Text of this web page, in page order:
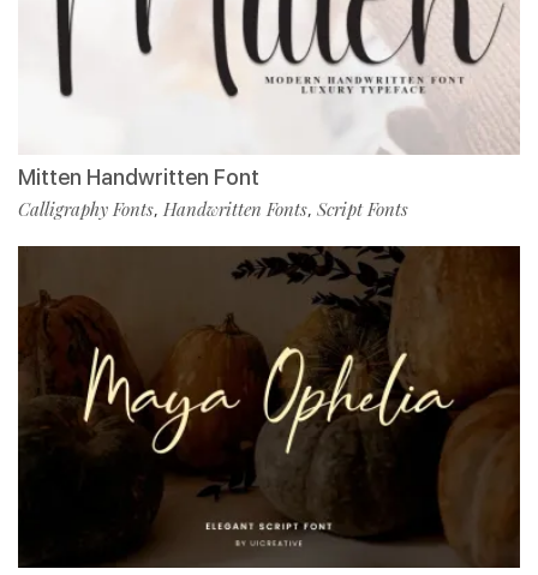
Mitten Handwritten Font
Calligraphy Fonts, Handwritten Fonts, Script Fonts